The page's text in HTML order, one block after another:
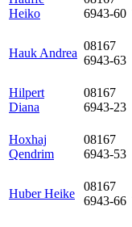
Heiko
6943-60
Hauk Andrea
08167
6943-63
Hilpert
Diana
08167
6943-23
Hoxhaj
Qendrim
08167
6943-53
Huber Heike
08167
6943-66